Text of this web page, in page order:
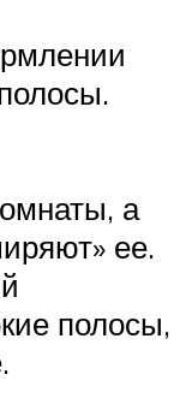
а
ее.
полосы,